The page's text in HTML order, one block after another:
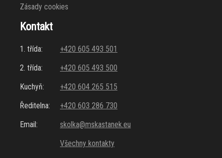
Zásady cookies
Kontakt
1. třída:
+420 605 493 501
2. třída:
+420 605 493 500
Kuchyň:
+420 604 265 515
Ředitelna:
+420 603 286 730
Email:
skolka@mskastanek.eu
Všechny kontakty